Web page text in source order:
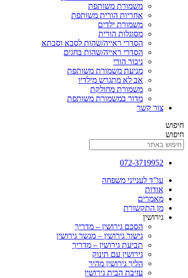
משמורת משותפת
אחריות הורית משותפת
משמורת ילדים
מסוגלות הורית
הסדרי ראייה/שהות לסבא וסבתא
הסדרי ראייה/שהות בחגים
ניכור הורי
מניעת משמורת משותפת
אב לא מתגרש מילדיו
משמורת מחולקת
מדור במשמורת משותפת
צור קשר
חיפוש
חיפוש
072-3719952
עו”ד לענייני משפחה
אודות
מאמרים
מן התקשורת
גירושין
הסכם גירושין – מדריך
גישור גירושין – מגשר גירושין
תביעת גירושין – מדריך
גירושין עם תינוק
הליך גירושין מהיר
עזיבת הבית גירושין